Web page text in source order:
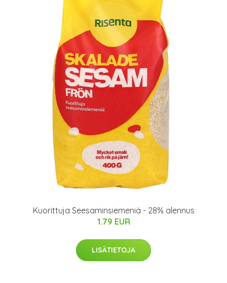
Kuorittuja Seesaminsiemeniä - 28% alennus
1.79 EUR
LISÄTIETOJA